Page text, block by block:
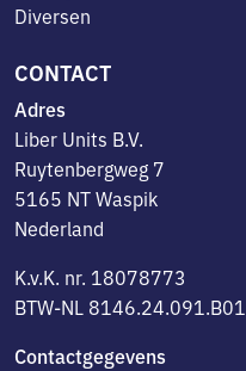
Diversen
CONTACT
Adres
Liber Units B.V.
Ruytenbergweg 7
5165 NT Waspik
Nederland
K.v.K. nr. 18078773
BTW-NL 8146.24.091.B01
Contactgegevens